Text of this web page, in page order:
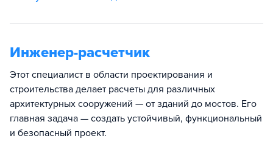
Инженер-расчетчик
Этот специалист в области проектирования и
строительства делает расчеты для различных
архитектурных сооружений — от зданий до мостов. Его
главная задача — создать устойчивый, функциональный
и безопасный проект.